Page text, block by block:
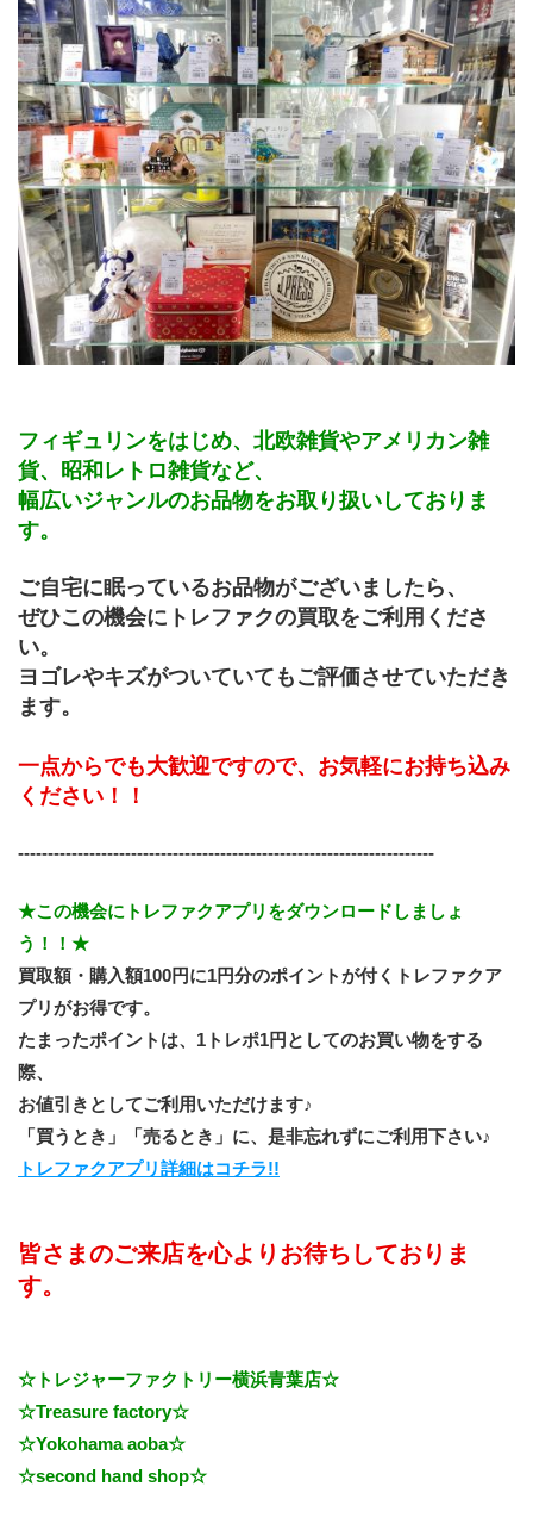
フィギュリンをはじめ、北欧雑貨やアメリカン雑
貨、昭和レトロ雑貨など、
幅広いジャンルのお品物をお取り扱いしておりま
す。
ご自宅に眠っているお品物がございましたら、
ぜひこの機会にトレファクの買取をご利用くださ
い。
ヨゴレやキズがついていてもご評価させていただき
ます。
一点からでも大歓迎ですので、お気軽にお持ち込み
ください！！
----------------------------------------------------------------------
★この機会にトレファクアプリをダウンロードしましょ
う！！★
買取額・購入額100円に1円分のポイントが付くトレファクア
プリがお得です。
たまったポイントは、1トレポ1円としてのお買い物をする
際、
お値引きとしてご利用いただけます♪
「買うとき」「売るとき」に、是非忘れずにご利用下さい♪
トレファクアプリ詳細はコチラ!!
皆さまのご来店を心よりお待ちしておりま
す。
☆トレジャーファクトリー横浜青葉店☆
☆Treasure factory☆
☆Yokohama aoba☆
☆second hand shop☆